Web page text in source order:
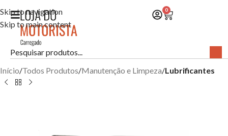
Skip to navigation
Skip to main content
0
Início Todos Produtos Manutenção e Limpeza Lubrificantes